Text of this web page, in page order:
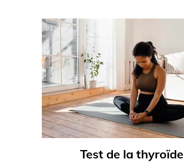
Test de la thyroïde